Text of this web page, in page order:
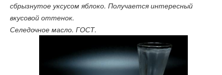
сбрызнутое уксусом яблоко. Получается интересный
вкусовой оттенок.
Селедочное масло. ГОСТ.